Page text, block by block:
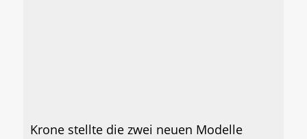
Krone stellte die zwei neuen Modelle